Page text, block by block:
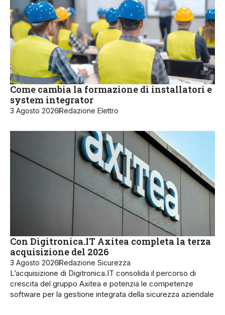
Come cambia la formazione di installatori e
system integrator
3 Agosto 2026Redazione Elettro
Con Digitronica.IT Axitea completa la terza
acquisizione del 2026
3 Agosto 2026Redazione Sicurezza
L’acquisizione di Digitronica.IT consolida il percorso di
crescita del gruppo Axitea e potenzia le competenze
software per la gestione integrata della sicurezza aziendale